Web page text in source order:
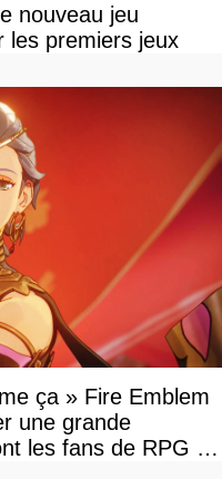
nouveau jeu
les premiers jeux
ça » Fire Emblem
une grande
les fans de RPG en